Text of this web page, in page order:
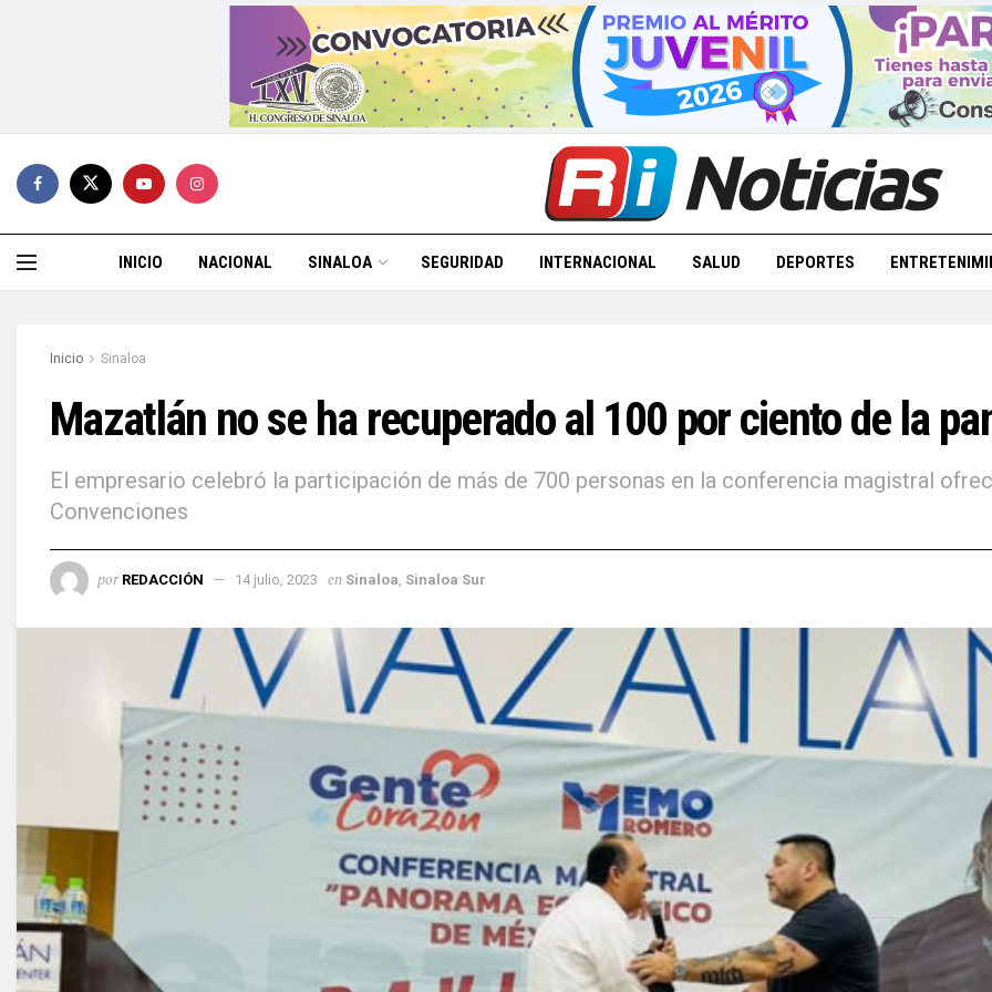
INICIO NACIONAL SINALOA SEGURIDAD INTERNACIONAL SALUD DEPORTES
Inicio Sinaloa
Mazatlán no se ha recuperado al 100 por ciento de la
El empresario celebró la participación de más de 700 personas en la conferencia magistral
Convenciones
por REDACCIÓN 14 julio, 2023 en Sinaloa Sinaloa Sur